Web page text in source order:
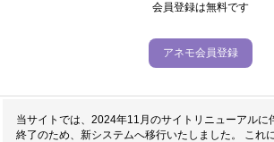
会員登録は無料です
アネモ会員登録
当サイトでは、2024年11月のサイトリニューアルに
終了のため、新システムへ移行いたしました。 これ